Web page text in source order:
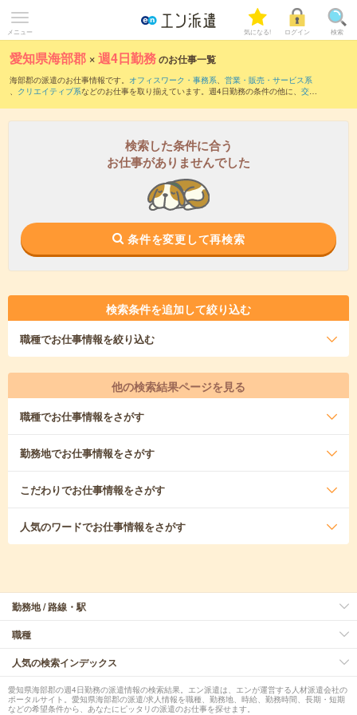
メニュー 気になる! ログイン 検索
愛知県海部郡 ×週4日勤務のお仕事一覧
海部郡の派遣のお仕事情報です。 オフィスワーク・事務系、 営業・販売・サービス系
、 クリエイティブ系などのお仕事を取り揃えています。週4日勤務の条件の他に、 交通
検索した条件に合う
お仕事がありませんでした
条件を変更して再検索
検索条件を追加して絞り込む
職種でお仕事情報を絞り込む
他の検索結果ページを見る
職種でお仕事情報をさがす
勤務地でお仕事情報をさがす
こだわりでお仕事情報をさがす
人気のワードでお仕事情報をさがす
勤務地 / 路線・駅
職種
人気の検索インデックス
愛知県海部郡の週4日勤務の派遣情報の検索結果。エン派遣は、エンが運営する人材派遣会社の
ポータルサイト。愛知県海部郡の派遣/求人情報を職種、勤務地、時給、勤務時間、長期・短期
などの希望条件から、あなたにピッタリの派遣のお仕事を探せます。